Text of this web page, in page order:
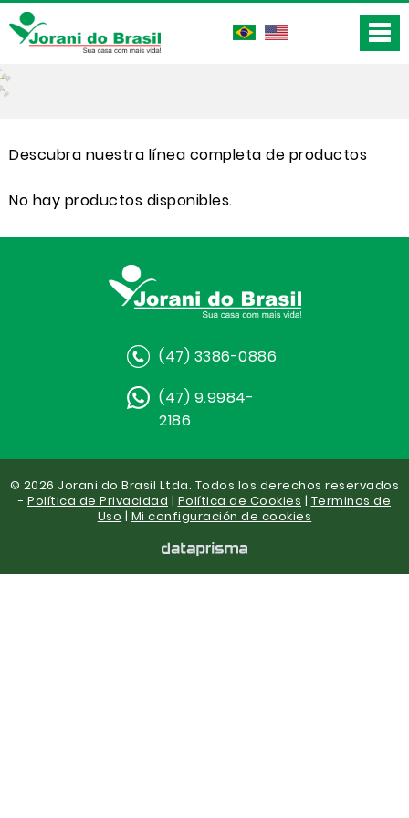
Descubra nuestra línea completa de productos
No hay productos disponibles.
(47) 3386-0886
(47) 9.9984-
2186
© 2026 Jorani do Brasil Ltda. Todos los derechos reservados
- Política de Privacidad | Política de Cookies | Terminos de
Uso | Mi configuración de cookies